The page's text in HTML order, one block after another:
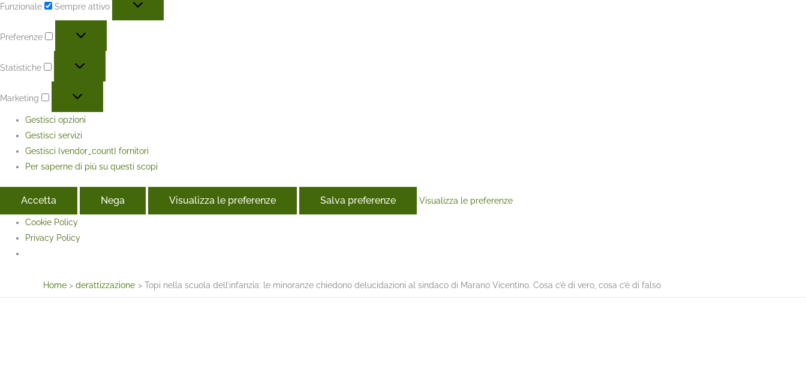
Funzionale Sempre attivo
Preferenze
Statistiche
Marketing
Gestisci opzioni
Gestisci servizi
Gestisci {vendor_count} fornitori
Per saperne di più su questi scopi
Accetta Nega Visualizza le preferenze Salva preferenze Visualizza le preferenze
Cookie Policy
Privacy Policy
Home derattizzazione Topi nella scuola dell’infanzia: le minoranze chiedono delucidazioni al sindaco di Marano Vicentino. Cosa c’è di vero, cosa c’è di falso